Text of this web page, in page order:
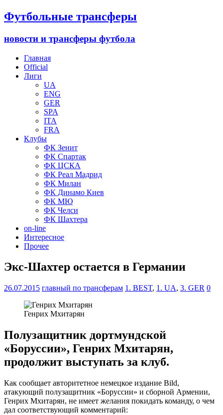
Футбольные трансферы
новости и трансферы футбола
Главная
Official
Лиги
UA
ENG
GER
SPA
ITA
FRA
Клубы
ФК Зенит
ФК Спартак
ФК ЦСКА
ФК Реал Мадрид
ФК Милан
ФК Динамо Киев
ФК МЮ
ФК Челси
ФК Шахтера
on-line
Интересное
Прочее
Экс-Шахтер остается в Германии
26.07.2015 главный по трансферам 1. BEST, 1. UA, 3. GER 0
Генрих Мхитарян
Полузащитник дортмундской
«Боруссии», Генрих Мхитарян,
продолжит выступать за клуб.
Как сообщает авторитетное немецкое издание Вild,
атакующий полузащитник «Боруссии» и сборной Армении,
Генрих Мхитарян, не имеет желания покидать команду, о чем
дал соответствующий комментарий: